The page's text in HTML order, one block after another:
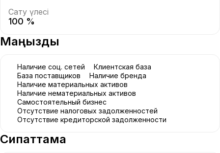
Сату үлесі
100 %
Маңызды
Наличие соц. сетей
Клиентская база
База поставщиков
Наличие бренда
Наличие материальных активов
Наличие нематериальных активов
Самостоятельный бизнес
Отсутствие налоговых задолженностей
Отсутствие кредиторской задолженности
Сипаттама